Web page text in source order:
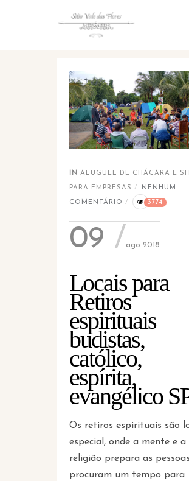
IN ALUGUEL DE CHÁCARA E
PARA EMPRESAS NENHUM
COMENTÁRIO 3774
09 ago 2018
Locais para
Retiros
espirituais
budistas,
católico,
espírita,
evangélico
Os retiros espirituais são
especial, onde a mente e a
religião prepara as
procuram um tempo para